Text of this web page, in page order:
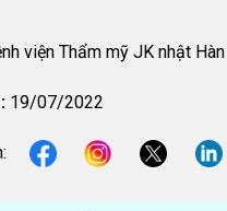
viện Thẩm mỹ JK nhật Hàn
19/07/2022